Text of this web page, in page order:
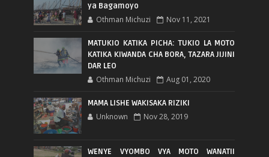
ya Bagamoyo
Othman Michuzi Nov 11, 2021
MATUKIO KATIKA PICHA: TUKIO LA MOTO
KATIKA KIWANDA CHA BORA, TAZARA JIJINI
DAR LEO
Othman Michuzi Aug 01, 2020
MAMA LISHE WAKISAKA RIZIKI
Unknown Nov 28, 2019
WENYE VYOMBO VYA MOTO WANATII